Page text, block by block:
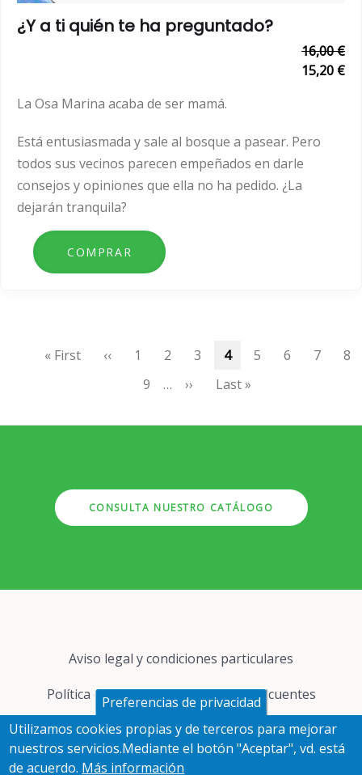
¿Y a ti quién te ha preguntado?
16,00 €
15,20 €
La Osa Marina acaba de ser mamá.
Está entusiasmada y sale al bosque a pasear. Pero
todos sus vecinos parecen empeñados en darle
consejos y opiniones que ella no ha pedido. ¿La
dejarán tranquila?
Primera
« First
Página
‹‹ Page
1 Page
2 Page
3
Página
4 Page
5 Page
6 Page
7
8
Page
9 …
Siguiente
››
Última
Last »
CONSULTA NUESTRO CATÁLOGO
página
Aviso legal y condiciones particulares
Política de cookies
Preguntas frecuentes
Protección de datos
Preferencias de privacidad
Utilizamos cookies propias y de terceros para mejorar
nuestros servicios.Mediante el botón "Aceptar", vd. está
de acuerdo. Más información